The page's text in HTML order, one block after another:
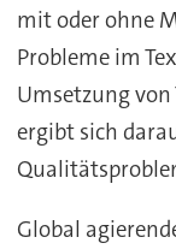
mit oder ohne
Probleme im
Umsetzung
ergibt sich
Global